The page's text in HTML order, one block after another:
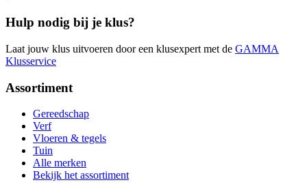
Hulp nodig bij je klus?
Laat jouw klus uitvoeren door een klusexpert met de GAMMA
Klusservice
Assortiment
Gereedschap
Verf
Vloeren & tegels
Tuin
Alle merken
Bekijk het assortiment